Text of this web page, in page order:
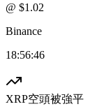
@ $1.02
Binance
18:56:46
XRP空頭被強平